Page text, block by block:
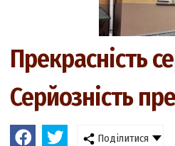
Прекрасність
Серйозність
Поділитися